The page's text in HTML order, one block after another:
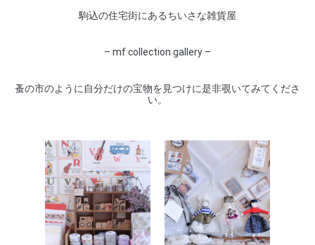
駒込の住宅街にあるちいさな雑貨屋
– mf collection gallery –
蚤の市のように自分だけの宝物を見つけに是非覗いてみてくださ
い。